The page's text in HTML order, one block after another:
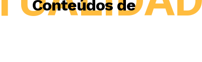
Conteúdos de